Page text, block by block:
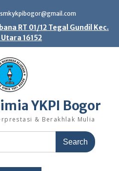
smkykpibogor@gmail.com
RT 01/12 Tegal Gundil Kec.
16152
YKPI Bogor
& Berakhlak Mulia